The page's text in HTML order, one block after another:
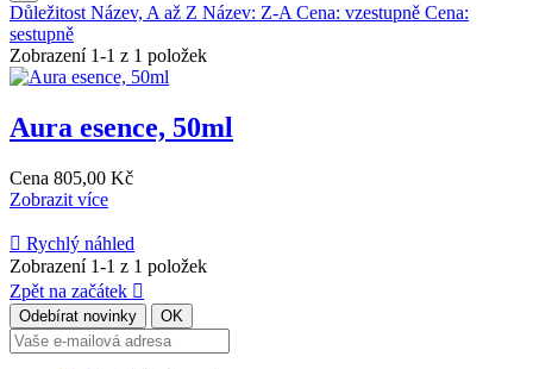
Důležitost Název, A až Z Název: Z-A Cena: vzestupně Cena:
sestupně
Zobrazení 1-1 z 1 položek
Aura esence, 50ml
Cena 805,00 Kč
Zobrazit více
 Rychlý náhled
Zobrazení 1-1 z 1 položek
Zpět na začátek 